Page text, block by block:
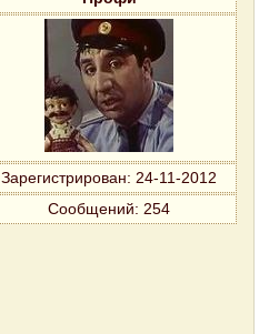
Зарегистрирован: 24-11-2012
Сообщений: 254